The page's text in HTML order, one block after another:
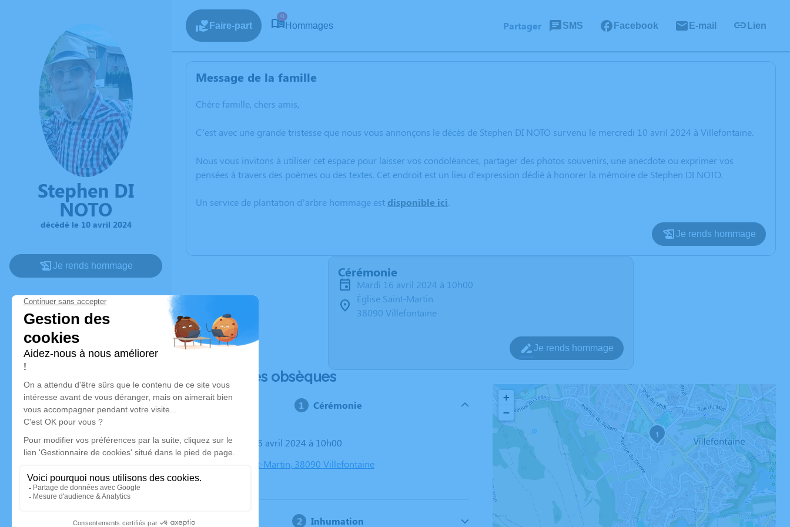
Stephen DI
NOTO
décédé le 10 avril 2024
Je rends hommage
Faire-part
41
Hommages Partager SMS Facebook E-mail Lien
Message de la famille
Chère famille, chers amis,
C’est avec une grande tristesse que nous vous annonçons le décès de Stephen DI NOTO survenu le mercredi 10 avril 2024 à Villefontaine.
Nous vous invitons à utiliser cet espace pour laisser vos condoléances, partager des photos souvenirs, une anecdote ou exprimer vos
pensées à travers des poèmes ou des textes. Cet endroit est un lieu d'expression dédié à honorer la mémoire de Stephen DI NOTO.
Un service de plantation d’arbre hommage est disponible ici.
Je rends hommage
Cérémonie
mardi 16 avril 2024 à 10h00
Église Saint-Martin
38090 Villefontaine
Je rends hommage
Déroulé des obsèques
Cérémonie
Le mardi 16 avril 2024 à 10h00
Église Saint-Martin, 38090 Villefontaine
Inhumation
1
+
−